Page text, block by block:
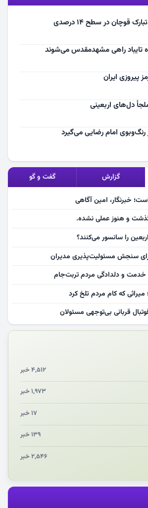
قوچان در سطح ۱۴ درصدی
ایران
دل‌های اربعینی
امام رضایی می‌گیرد
گزارش گفت و گو
خبرنگار، امین آگاهی
و هنوز عملی نشده.
را سانسور می‌کنند؟
سنجش مسئولیت‌پذیری مدیران
خدمت و دلدادگی مردم تربت‌جام
که کام مردم تلخ کرد
قربانی بی‌توجهی مسئولان
رهبر شهید
ایران را در آغوش کشید
ایران»
۴,۵۱۲ خبر
۱,۹۷۳ خبر
۱۷ خبر
۱۳۹ خبر
۲,۵۴۶ خبر